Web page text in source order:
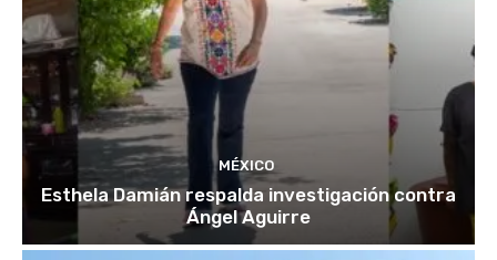
MÉXICO
Esthela Damián respalda investigación contra
Ángel Aguirre